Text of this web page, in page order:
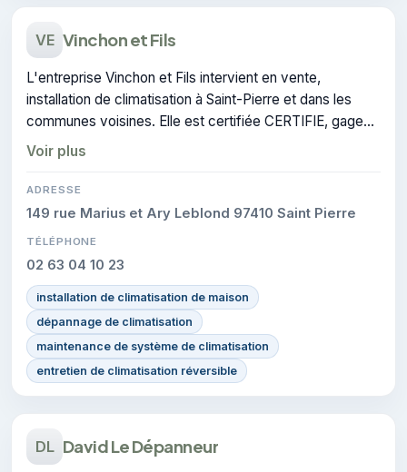
VE Vinchon et Fils
L'entreprise Vinchon et Fils intervient en vente,
installation de climatisation à Saint-Pierre et dans les
communes voisines. Elle est certifiée CERTIFIE, gage
de conformité sur les interventions réalisées.
Voir plus
ADRESSE
149 rue Marius et Ary Leblond 97410 Saint Pierre
TÉLÉPHONE
02 63 04 10 23
installation de climatisation de maison
dépannage de climatisation
maintenance de système de climatisation
entretien de climatisation réversible
DL David Le Dépanneur